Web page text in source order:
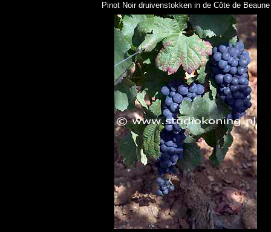
Pinot Noir druivenstokken in de Côte de Beaune